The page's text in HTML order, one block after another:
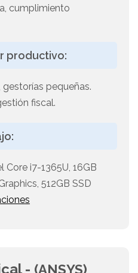
cumplimiento
productivo:
pequeñas.
fiscal.
Core i7-1365U, 16GB
512GB SSD
- (ANSYS)